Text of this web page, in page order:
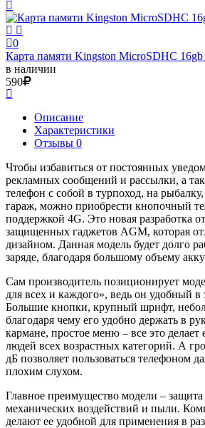
0
Карта памяти Kingston MicroSDHC 16gb
в наличии
590
Описание
Характеристики
Отзывы 0
Чтобы избавиться от постоянных
рекламных сообщений и рассылки, а
телефон с собой в турпоход, на
гараж, можно приобрести кнопочный
поддержкой 4G. Это новая разработка
защищенных гаджетов AGM, которая
дизайном. Данная модель будет долго
заряде, благодаря большому объему
Сам производитель позиционирует
для всех и каждого», ведь он удобный в
Большие кнопки, крупный шрифт,
благодаря чему его удобно держать в
кармане, простое меню – все это
людей всех возрастных категорий. А
дБ позволяет пользоваться телефоном
плохим слухом.
Главное преимущество модели –
механических воздействий и пыли.
делают ее удобной для применения в